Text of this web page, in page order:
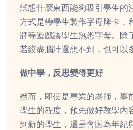
試想什麼東西能夠吸引學生的
方式是帶學生製作字母牌卡，
牌等遊戲讓學生熟悉字母。除
若絞盡腦汁還想不到，也可以
做中學，反思變得更好
然而，即便是專業的老師，事
學生的程度，預先做好教學內
到新的學生，還是會因為年紀